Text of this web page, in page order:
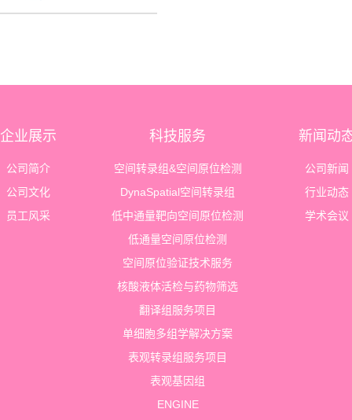
企业展示
公司简介
公司文化
员工风采
科技服务
空间转录组&空间原位检测
DynaSpatial空间转录组
低中通量靶向空间原位检测
低通量空间原位检测
空间原位验证技术服务
核酸液体活检与药物筛选
翻译组服务项目
单细胞多组学解决方案
表观转录组服务项目
表观基因组
ENGINE
新闻动
公司新闻
行业动态
学术会议